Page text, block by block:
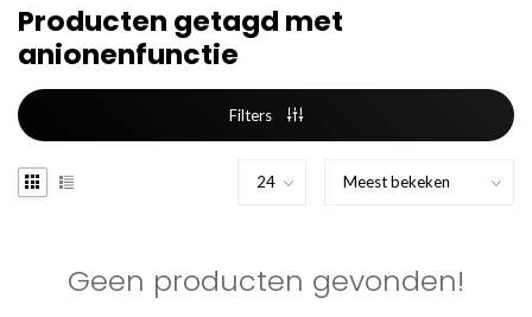
Producten getagd met
anionenfunctie
Filters
Geen producten gevonden!